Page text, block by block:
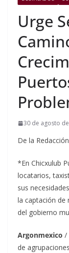
Urge
30 de agosto
De la Redacción
*En Chicxulub
locatarios,
sus
la captación de
del gobierno
Argonmexico /
de